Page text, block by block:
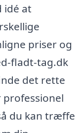
idé at
priser og
fladt-tag.dk
det rette
professionel
du kan træffe